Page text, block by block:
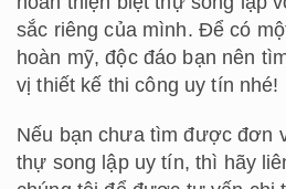
sắc riêng của mình. Để có
hoàn mỹ, độc đáo bạn nên
vị thiết kế thi công uy tín nhé!
Nếu bạn chưa tìm được đơn
thự song lập uy tín, thì hãy